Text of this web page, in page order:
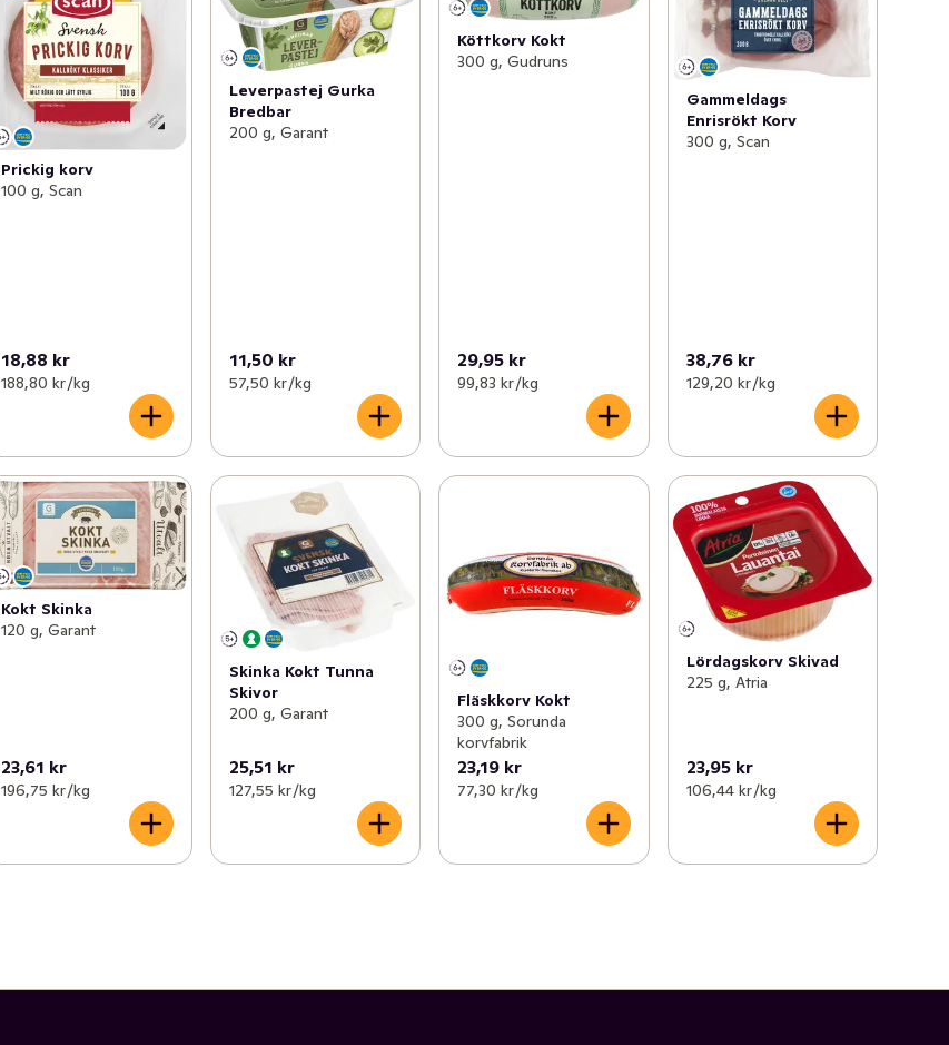
Prickig korv
100 g, Scan
18,88 kr
188,80 kr /kg
Leverpastej Gurka
Bredbar
200 g, Garant
11,50 kr
57,50 kr /kg
Köttkorv Kokt
300 g, Gudruns
29,95 kr
99,83 kr /kg
Gammeldags
Enrisrökt Korv
300 g, Scan
38,76 kr
129,20 kr /kg
Kokt Skinka
120 g, Garant
23,61 kr
196,75 kr /kg
Skinka Kokt Tunna
Skivor
200 g, Garant
25,51 kr
127,55 kr /kg
Fläskkorv Kokt
300 g, Sorunda
korvfabrik
23,19 kr
77,30 kr /kg
Lördagskorv Skivad
225 g, Atria
23,95 kr
106,44 kr /kg